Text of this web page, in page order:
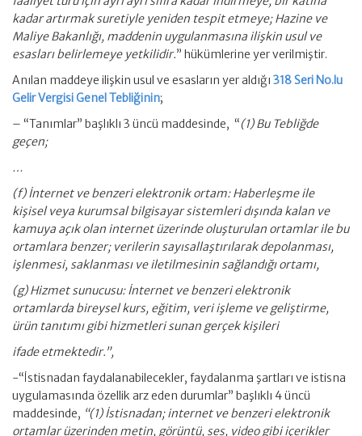
kadar artırmak suretiyle yeniden tespit etmeye; Hazine ve
Maliye Bakanlığı, maddenin uygulanmasına ilişkin usul ve
esasları belirlemeye yetkilidir.” hükümlerine yer verilmiştir.
Anılan maddeye ilişkin usul ve esasların yer aldığı 318 Seri No.lu
Gelir Vergisi Genel Tebliğinin;
– “Tanımlar” başlıklı 3 üncü maddesinde, “(1) Bu Tebliğde
geçen;
…
(f) İnternet ve benzeri elektronik ortam: Haberleşme ile
kişisel veya kurumsal bilgisayar sistemleri dışında kalan ve
kamuya açık olan internet üzerinde oluşturulan ortamlar ile bu
ortamlara benzer; verilerin sayısallaştırılarak depolanması,
işlenmesi, saklanması ve iletilmesinin sağlandığı ortamı,
(g) Hizmet sunucusu: İnternet ve benzeri elektronik
ortamlarda bireysel kurs, eğitim, veri işleme ve geliştirme,
ürün tanıtımı gibi hizmetleri sunan gerçek kişileri
ifade etmektedir.”,
-“İstisnadan faydalanabilecekler, faydalanma şartları ve istisna
uygulamasında özellik arz eden durumlar” başlıklı 4 üncü
maddesinde, “(1) İstisnadan; internet ve benzeri elektronik
ortamlar üzerinden metin, görüntü, ses, video gibi içerikler